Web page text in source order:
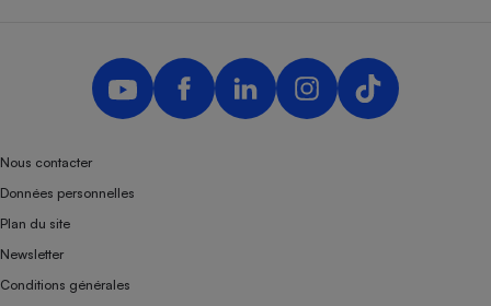
Nous contacter
Données personnelles
Plan du site
Newsletter
Conditions générales